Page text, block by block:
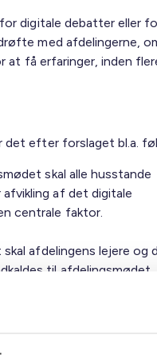
digitale debatter eller
med afdelingerne,
få erfaringer, inden
det efter forslaget bl.a.
skal alle husstande
af det digitale
centrale faktor.
afdelingens lejere og
til afdelingsmødet.